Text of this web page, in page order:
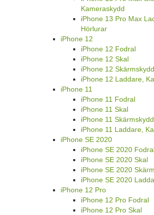
Kameraskydd
iPhone 13 Pro Max
Hörlurar
iPhone 12
iPhone 12 Fodral
iPhone 12 Skal
iPhone 12
iPhone 12 Laddare,
iPhone 11
iPhone 11 Fodral
iPhone 11 Skal
iPhone 11
iPhone 11 Laddare,
iPhone SE 2020
iPhone SE 2020
iPhone SE 2020 Skal
iPhone SE 2020
iPhone SE 2020
iPhone 12 Pro
iPhone 12 Pro Fodral
iPhone 12 Pro Skal